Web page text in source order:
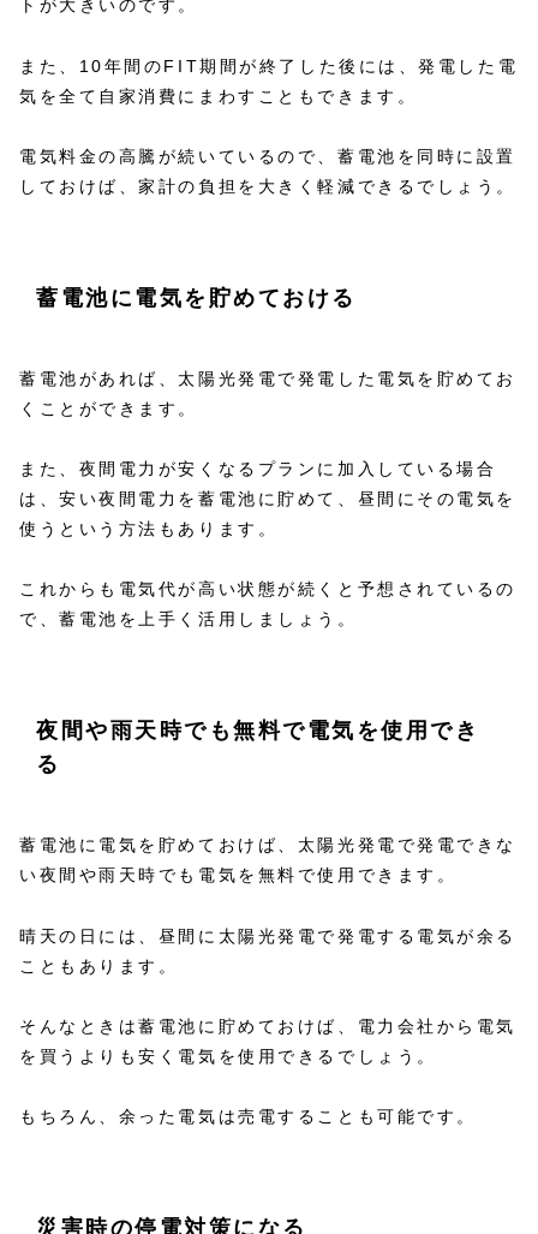
トが大きいのです。
また、10年間のFIT期間が終了した後には、発電した電
気を全て自家消費にまわすこともできます。
電気料金の高騰が続いているので、蓄電池を同時に設置
しておけば、家計の負担を大きく軽減できるでしょう。
蓄電池に電気を貯めておける
蓄電池があれば、太陽光発電で発電した電気を貯めてお
くことができます。
また、夜間電力が安くなるプランに加入している場合
は、安い夜間電力を蓄電池に貯めて、昼間にその電気を
使うという方法もあります。
これからも電気代が高い状態が続くと予想されているの
で、蓄電池を上手く活用しましょう。
夜間や雨天時でも無料で電気を使用でき
る
蓄電池に電気を貯めておけば、太陽光発電で発電できな
い夜間や雨天時でも電気を無料で使用できます。
晴天の日には、昼間に太陽光発電で発電する電気が余る
こともあります。
そんなときは蓄電池に貯めておけば、電力会社から電気
を買うよりも安く電気を使用できるでしょう。
もちろん、余った電気は売電することも可能です。
災害時の停電対策になる